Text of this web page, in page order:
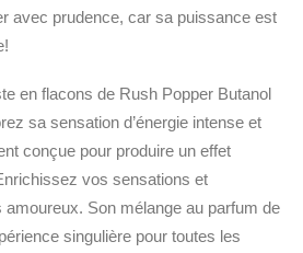
avec prudence, car sa puissance est
en flacons de Rush Popper Butanol
sa sensation d’énergie intense et
conçue pour produire un effet
vos sensations et
Son mélange au parfum de
singulière pour toutes les